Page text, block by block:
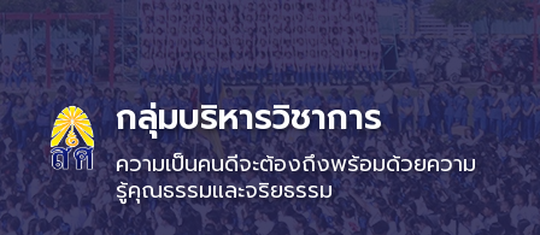
กลุ่มบริหารวิชาการ
ความเป็นคนดีจะต้องถึงพร้อมด้วยความ
รู้คุณธรรมและจริยธรรม